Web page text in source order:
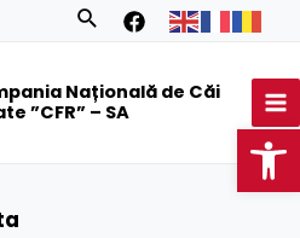
Search
Națională de Căi
”CFR” – SA